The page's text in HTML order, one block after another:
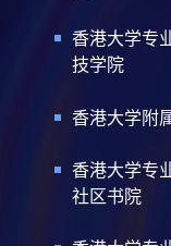
香港大学专
技学院
香港大学附
香港大学专
社区书院